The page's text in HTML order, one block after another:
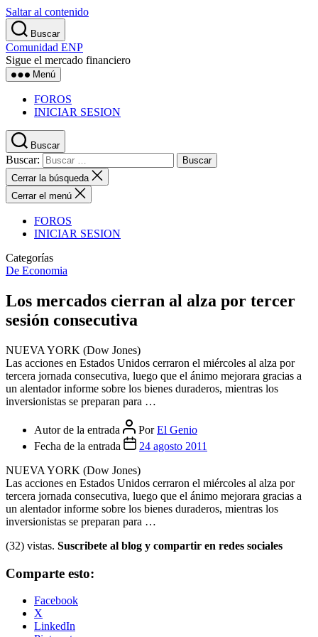
Saltar al contenido
Buscar
Comunidad ENP
Sigue el mercado financiero
Menú
FOROS
INICIAR SESION
Buscar
Buscar:
Cerrar la búsqueda
Cerrar el menú
FOROS
De Economia